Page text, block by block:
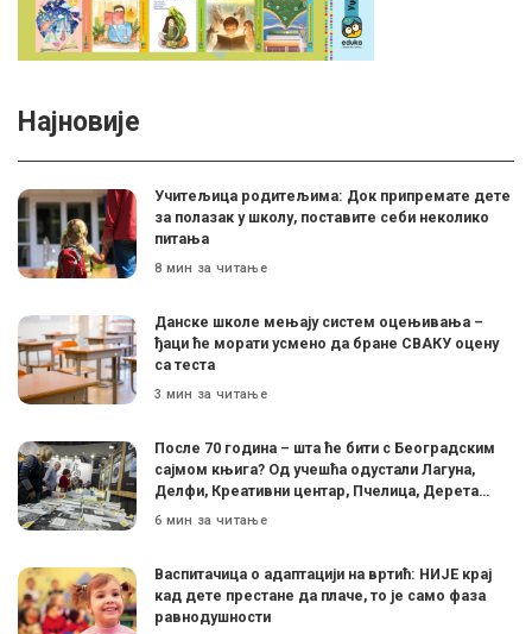
Најновије
Учитељица родитељима: Док припремате дете
за полазак у школу, поставите себи неколико
питања
8 мин за читање
Данске школе мењају систем оцењивања –
ђаци ће морати усмено да бране СВАКУ оцену
са теста
3 мин за читање
После 70 година – шта ће бити с Београдским
сајмом књига? Од учешћа одустали Лагуна,
Делфи, Креативни центар, Пчелица, Дерета…
6 мин за читање
Васпитачица о адаптацији на вртић: НИЈЕ крај
кад дете престане да плаче, то је само фаза
равнодушности